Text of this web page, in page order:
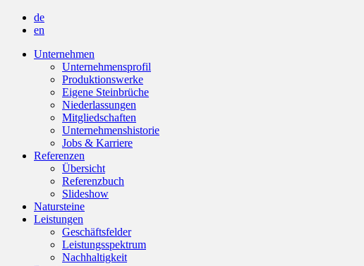
de
en
Unternehmen
Unternehmensprofil
Produktionswerke
Eigene Steinbrüche
Niederlassungen
Mitgliedschaften
Unternehmenshistorie
Jobs & Karriere
Referenzen
Übersicht
Referenzbuch
Slideshow
Natursteine
Leistungen
Geschäftsfelder
Leistungsspektrum
Nachhaltigkeit